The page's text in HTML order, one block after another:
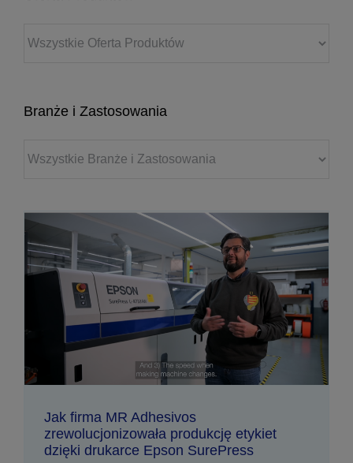
Branże i Zastosowania
Jak firma MR Adhesivos
zrewolucjonizowała produkcję etykiet
dzięki drukarce Epson SurePress